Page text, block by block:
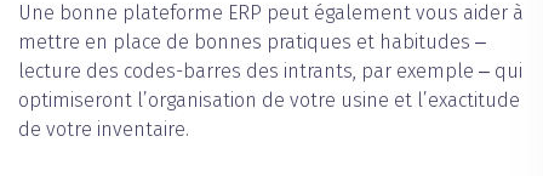
Une bonne plateforme ERP peut également vous aider à
mettre en place de bonnes pratiques et habitudes ‒
lecture des codes-barres des intrants, par exemple ‒ qui
optimiseront l’organisation de votre usine et l’exactitude
de votre inventaire.